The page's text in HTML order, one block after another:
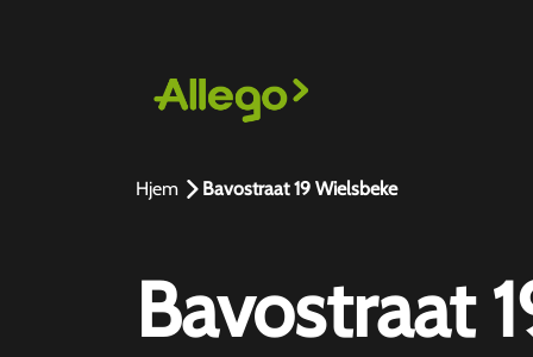
Hjem Bavostraat 19 Wielsbeke
Bavostraat